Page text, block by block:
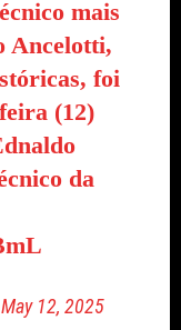
mais
Ancelotti,
foi
(12)
da
May 12, 2025